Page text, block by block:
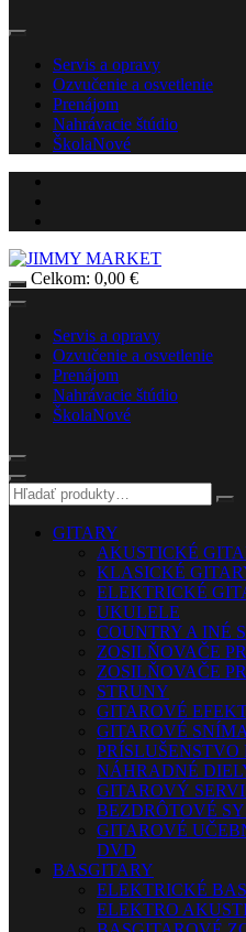
Servis a opravy
Ozvučenie a osvetlenie
Prenájom
Nahrávacie štúdio
ŠkolaNové
Celkom: 0,00 €
Servis a opravy
Ozvučenie a osvetlenie
Prenájom
Nahrávacie štúdio
ŠkolaNové
GITARY
AKUSTICKÉ
KLASICKÉ
ELEKTRICKÉ
UKULELE
COUNTRY A INÉ
ZOSILŇOVAČE
ZOSILŇOVAČE
STRUNY
GITAROVÉ
GITAROVÉ
PRÍSLUŠENSTVO
NÁHRADNÉ
GITAROVÝ
BEZDRÔTOVÉ
GITAROVÉ
DVD
BASGITARY
ELEKTRICKÉ
ELEKTRO